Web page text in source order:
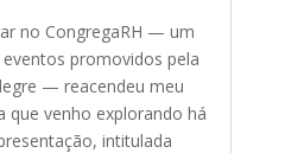
no CongregaRH — um
promovidos pela
— reacendeu meu
que venho explorando há
intitulada